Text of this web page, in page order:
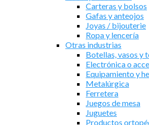
Carteras y bolsos
Gafas y anteojos
Joyas / bijouterie
Ropa y lencería
Otras industrias
Botellas, vasos y
Electrónica o
Equipamiento y
Metalúrgica
Ferretera
Juegos de mesa
Juguetes
Productos